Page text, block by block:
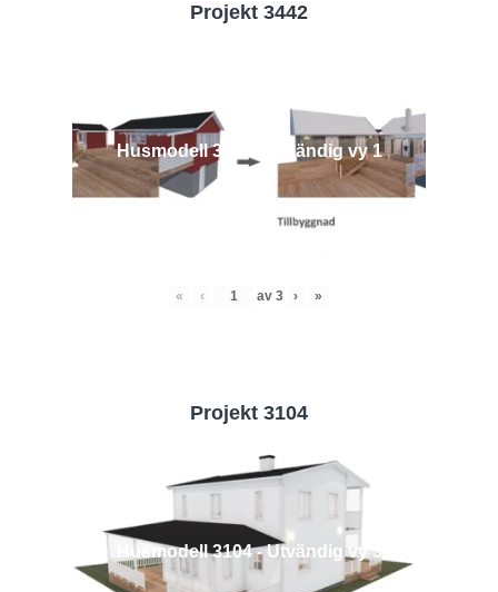
Projekt 3442
Husmodell 3442 - Utvändig vy 1
« ‹ av 3 › »
Projekt 3104
Husmodell 3104 - Utvändig vy 3